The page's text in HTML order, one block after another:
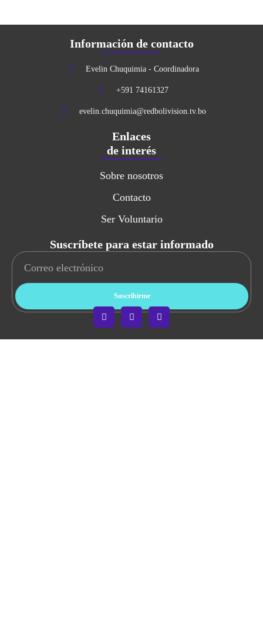
Información de contacto
Evelin Chuquimia - Coordinadora
+591 74161327
evelin.chuquimia@redbolivision.tv.bo
Enlaces
de interés
Sobre nosotros
Contacto
Ser Voluntario
Suscríbete para estar informado
Suscribirme